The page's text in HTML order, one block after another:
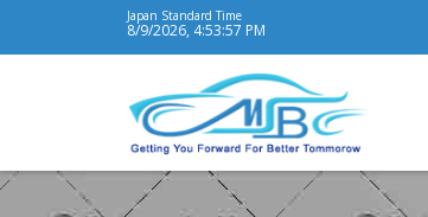
Japan Standard Time
8/9/2026, 4:53:57 PM